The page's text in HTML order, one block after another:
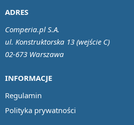
INFORMACJE
Regulamin
Polityka prywatności
ADRES
Comperia.pl S.A.
ul. Konstruktorska 13 (wejście C)
02-673 Warszawa